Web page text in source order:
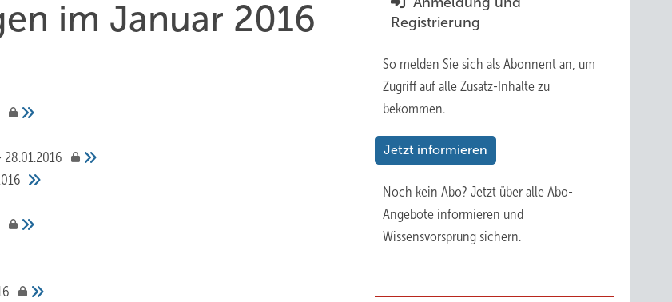
im Januar 2016
28.01.2016
Registrierung
So melden Sie sich als Abonnent an, um
Zugriff auf alle Zusatz-Inhalte zu
bekommen.
Jetzt informieren
Noch kein Abo? Jetzt über alle Abo-
Angebote informieren und
Wissensvorsprung sichern.